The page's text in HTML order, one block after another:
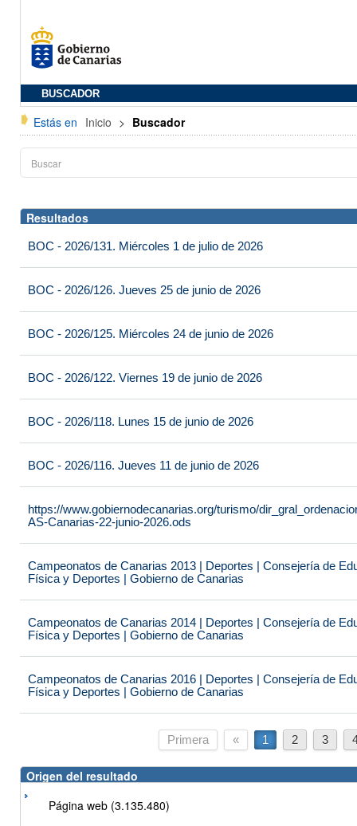
BUSCADOR
Estás en Inicio > Buscador
Resultados
BOC - 2026/131. Miércoles 1 de julio de 2026
BOC - 2026/126. Jueves 25 de junio de 2026
BOC - 2026/125. Miércoles 24 de junio de 2026
BOC - 2026/122. Viernes 19 de junio de 2026
BOC - 2026/118. Lunes 15 de junio de 2026
BOC - 2026/116. Jueves 11 de junio de 2026
https://www.gobiernodecanarias.org/turismo/
AS-Canarias-22-junio-2026.ods
Campeonatos de Canarias 2013 | Deportes | Consejería de
Física y Deportes | Gobierno de Canarias
Campeonatos de Canarias 2014 | Deportes | Consejería de
Física y Deportes | Gobierno de Canarias
Campeonatos de Canarias 2016 | Deportes | Consejería de
Física y Deportes | Gobierno de Canarias
Primera « 1 2 3
Origen del resultado
Página web (3.135.480)